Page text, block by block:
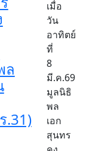
ล
.31)
เมื่อ
วัน
อาทิตย์
ที่
8
มี.ค.69
มูลนิธิ
พล
เอก
สุนทร